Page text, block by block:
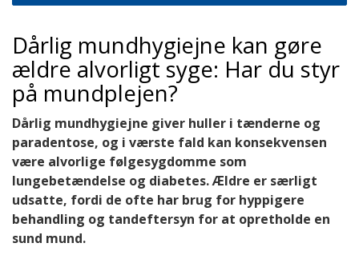
Dårlig mundhygiejne kan gøre
ældre alvorligt syge: Har du styr
på mundplejen?
Dårlig mundhygiejne giver huller i tænderne og
paradentose, og i værste fald kan konsekvensen
være alvorlige følgesygdomme som
lungebetændelse og diabetes. Ældre er særligt
udsatte, fordi de ofte har brug for hyppigere
behandling og tandeftersyn for at opretholde en
sund mund.